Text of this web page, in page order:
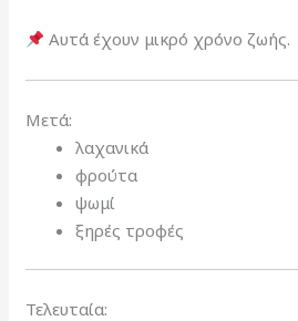
Αυτά έχουν μικρό χρόνο ζωής.
Μετά:
λαχανικά
φρούτα
ψωμί
ξηρές τροφές
Τελευταία: